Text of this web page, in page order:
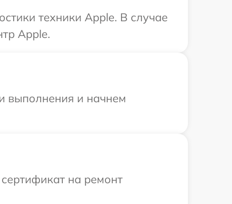
техники Apple. В случае
Apple.
выполнения и начнем
на ремонт